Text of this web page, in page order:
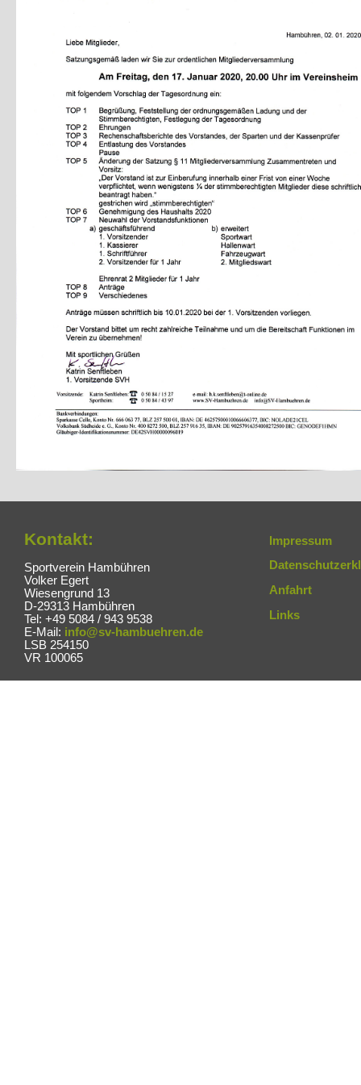
Kontakt:
Sportverein Hambühren
Volker Egert
Wiesengrund 13
D-29313 Hambühren
Tel: +49 5084 / 943 9538
E-Mail: info@sv-hambuehren.de
LSB 254150
VR 100065
Impressum
Anfahrt
Links